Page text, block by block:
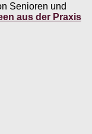
Senioren und
aus der Praxis